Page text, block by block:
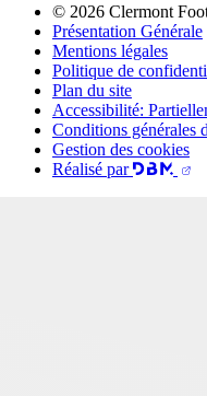
© 2026 Clermont
Présentation Générale
Mentions légales
Politique de
Plan du site
Accessibilité:
Conditions générales
Gestion des cookies
Réalisé par